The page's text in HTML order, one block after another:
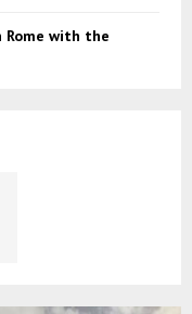
Rome with the